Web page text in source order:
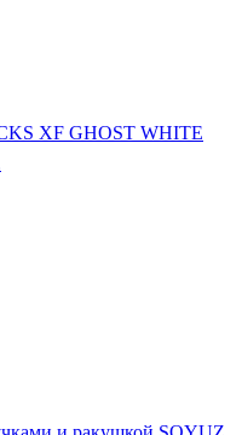
XF GHOST WHITE